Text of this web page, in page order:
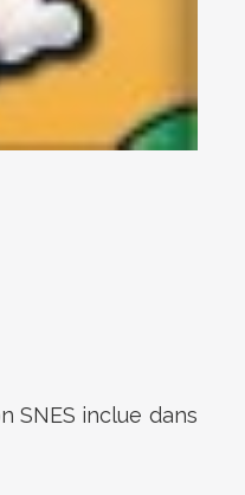
SNES inclue dans